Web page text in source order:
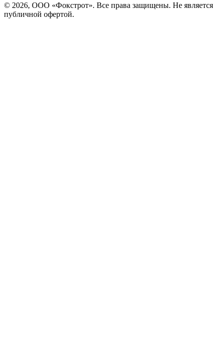
© 2026, ООО «Фокстрот». Все права защищены. Не является
публичной офертой.